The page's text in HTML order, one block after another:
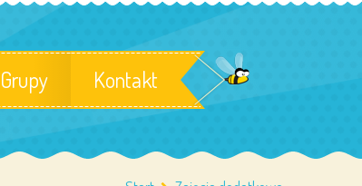
Grupy Kontakt